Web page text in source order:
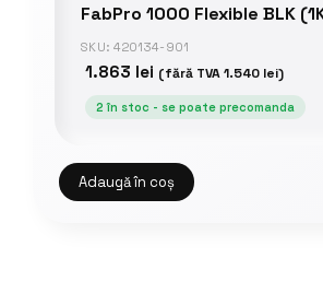
FabPro 1000 Flexible BLK
SKU: 420134-901
1.863 lei (fără TVA1.540 lei)
2 în stoc - se poate precomanda
Adaugă în coș